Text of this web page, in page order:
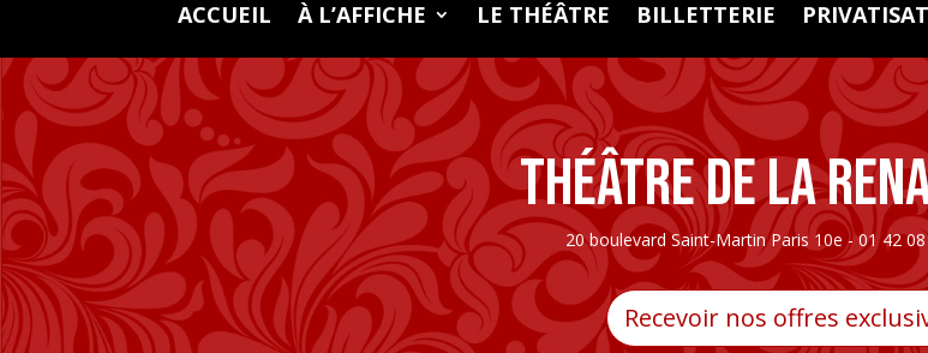
ACCUEIL À L’AFFICHE LE THÉÂTRE BILLETTERIE
Théâtre de la
20 boulevard Saint-Martin Paris 10e - 01 42
Recevoir nos offres